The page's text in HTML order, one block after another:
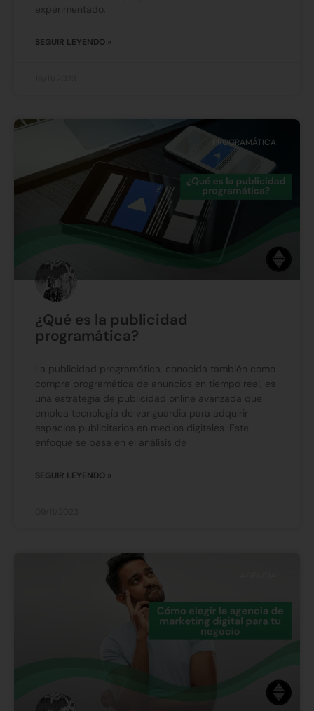
experimentado,
SEGUIR LEYENDO »
PROGRAMÁTICA
¿Qué es la publicidad
programática?
La publicidad programática, conocida también como
compra programática de anuncios en tiempo real, es
una estrategia de publicidad online avanzada que
emplea tecnología de vanguardia para adquirir
espacios publicitarios en medios digitales. Este
enfoque se basa en el análisis de
SEGUIR LEYENDO »